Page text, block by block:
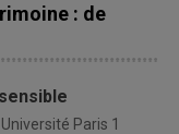
: de
Paris 1